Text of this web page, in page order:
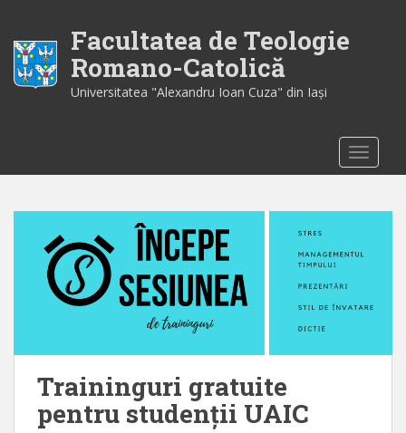
i
Facultatea de Teologie
Romano-Catolică
Universitatea "Alexandru Ioan Cuza" din Iaşi
Traininguri gratuite
pentru studenții UAIC